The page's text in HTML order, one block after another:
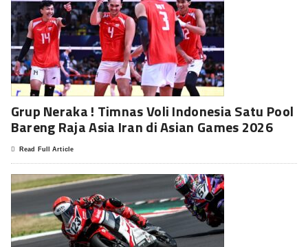
Grup Neraka ! Timnas Voli Indonesia Satu Pool
Bareng Raja Asia Iran di Asian Games 2026
Read Full Article